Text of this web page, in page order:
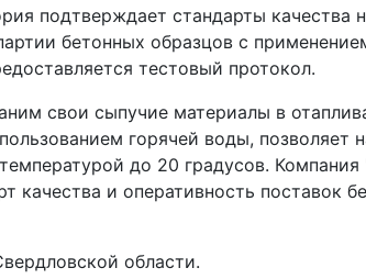
подтверждает стандарты качества
бетонных образцов с
тестовый протокол.
свои сыпучие материалы в
горячей воды, позволяет
до 20 градусов.
качества и оперативность поставок
области.